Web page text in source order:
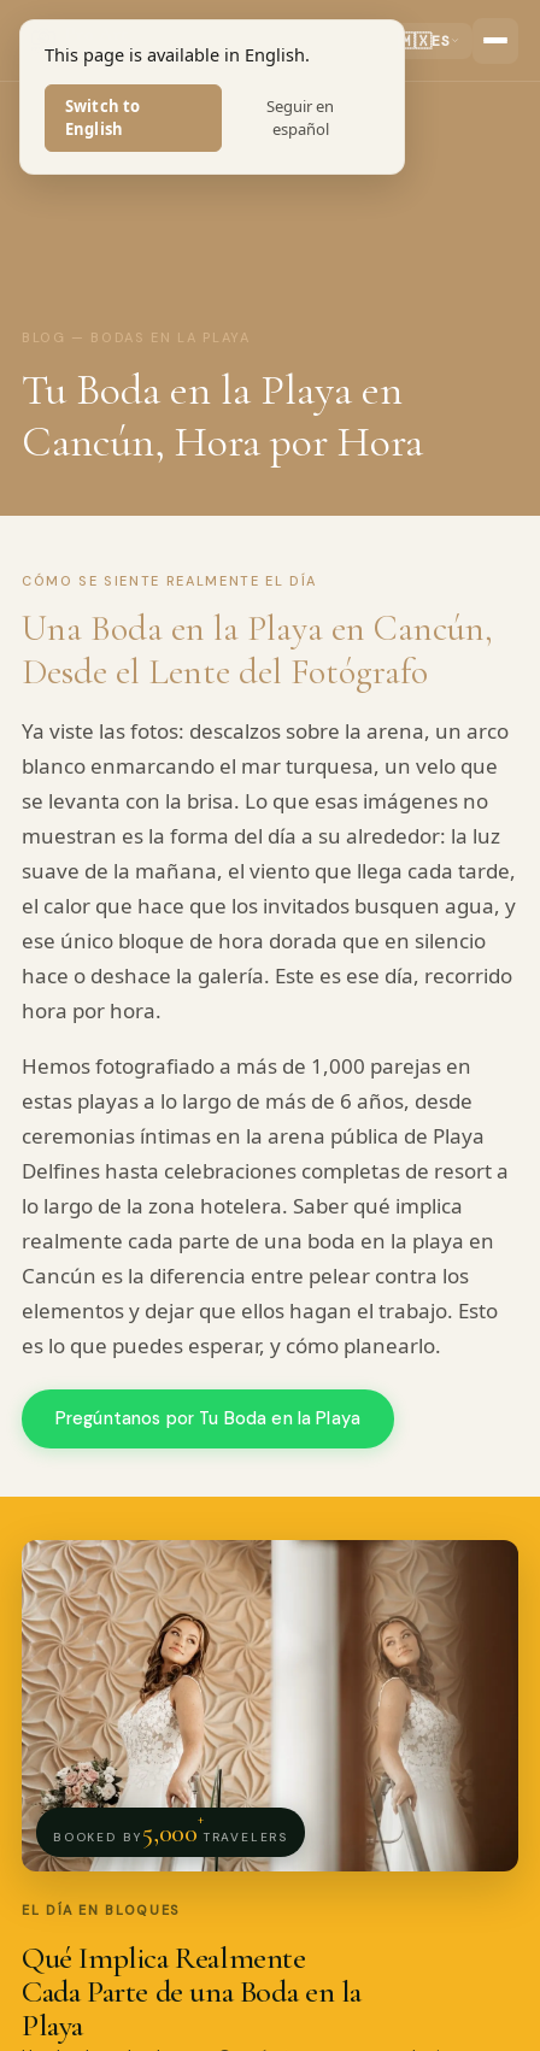
This page is available in English.
Switch to
English
Seguir en
español
PHOTOGRAPHERS
🇲🇽ES
BLOG — BODAS EN LA PLAYA
Tu Boda en la Playa en
Cancún, Hora por Hora
CÓMO SE SIENTE REALMENTE EL DÍA
Una Boda en la Playa en Cancún,
Desde el Lente del Fotógrafo
Ya viste las fotos: descalzos sobre la arena, un arco
blanco enmarcando el mar turquesa, un velo que
se levanta con la brisa. Lo que esas imágenes no
muestran es la forma del día a su alrededor: la luz
suave de la mañana, el viento que llega cada tarde,
el calor que hace que los invitados busquen agua, y
ese único bloque de hora dorada que en silencio
hace o deshace la galería. Este es ese día, recorrido
hora por hora.
Hemos fotografiado a más de 1,000 parejas en
estas playas a lo largo de más de 6 años, desde
ceremonias íntimas en la arena pública de Playa
Delfines hasta celebraciones completas de resort a
lo largo de la zona hotelera. Saber qué implica
realmente cada parte de una boda en la playa en
Cancún es la diferencia entre pelear contra los
elementos y dejar que ellos hagan el trabajo. Esto
es lo que puedes esperar, y cómo planearlo.
Pregúntanos por Tu Boda en la Playa
BOOKED BY 5,000+
TRAVELERS
EL DÍA EN BLOQUES
Qué Implica Realmente
Cada Parte de una Boda en la
Playa